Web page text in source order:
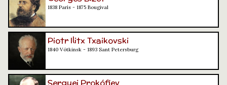
1838 París - 1875 Bougival
Piotr Ilitx Txaikovski
1840 Vótkinsk - 1893 Sant Petersburg